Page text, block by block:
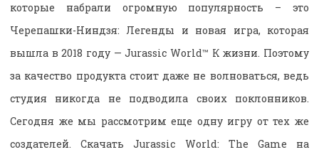
которые набрали огромную популярность – это
Черепашки-Ниндзя: Легенды и новая игра, которая
вышла в 2018 году — Jurassic World™ К жизни. Поэтому
за качество продукта стоит даже не волноваться, ведь
студия никогда не подводила своих поклонников.
Сегодня же мы рассмотрим еще одну игру от тех же
создателей. Скачать Jurassic World: The Game на